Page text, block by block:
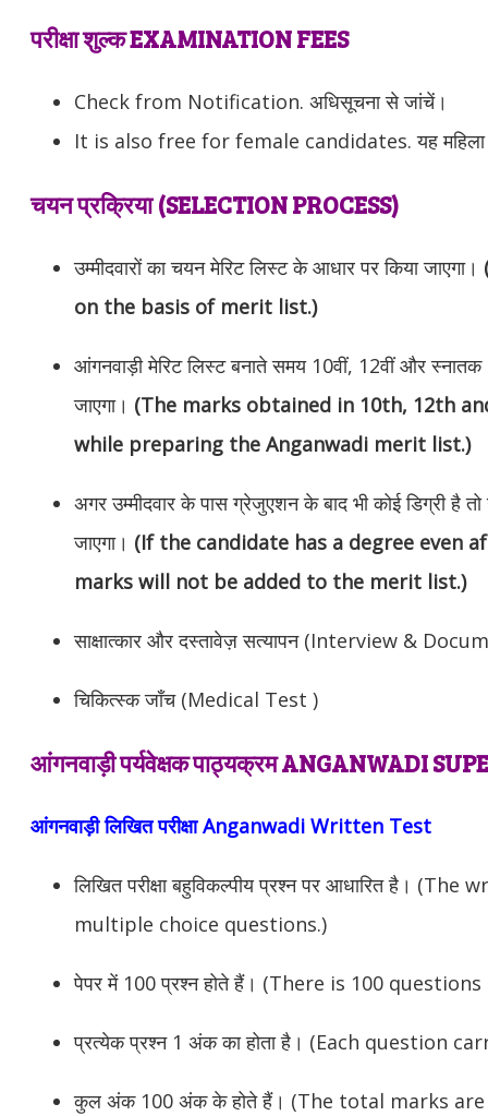
परीक्षा शुल्क EXAMINATION FEES
Check from Notification. अधिसूचना से जांचें।
It is also free for female candidates. यह महिला
चयन प्रक्रिया (SELECTION PROCESS)
उम्मीदवारों का चयन मेरिट लिस्ट के आधार पर किया जाएगा।
on the basis of merit list.)
आंगनवाड़ी मेरिट लिस्ट बनाते समय 10वीं, 12वीं और
जाएगा। (The marks obtained in 10th, 12th
while preparing the Anganwadi merit list.)
अगर उम्मीदवार के पास ग्रेजुएशन के बाद भी कोई डिग्री है
जाएगा। (If the candidate has a degree even
marks will not be added to the merit list.)
साक्षात्कार और दस्तावेज़ सत्यापन (Interview &
चिकित्स्क जाँच (Medical Test )
आंगनवाड़ी पर्यवेक्षक पाठ्यक्रम ANGANWADI
आंगनवाड़ी लिखित परीक्षा Anganwadi Written Test
लिखित परीक्षा बहुविकल्पीय प्रश्न पर आधारित है।
multiple choice questions.)
पेपर में 100 प्रश्न होते हैं। (There is 100
प्रत्येक प्रश्न 1 अंक का होता है। (Each question
कुल अंक 100 अंक के होते हैं। (The total marks